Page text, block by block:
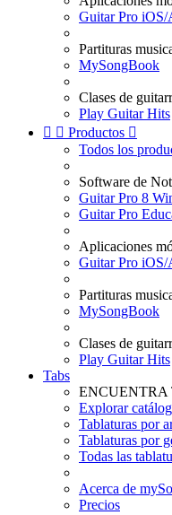
Guitar Pro iOS/
Partituras
MySongBook
Clases de
Play Guitar Hits
  Productos 
Todos los
Software de
Guitar Pro 8
Guitar Pro
Aplicaciones
Guitar Pro iOS/
Partituras
MySongBook
Clases de
Play Guitar Hits
Tabs
ENCUENTRA
Explorar
Tablaturas por
Tablaturas por
Todas las
Acerca de
Precios